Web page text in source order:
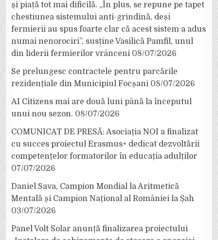
și piață tot mai dificilă. „În plus, se repune pe tapet
chestiunea sistemului anti-grindină, deși
fermierii au spus foarte clar că acest sistem a adus
numai nenorociri”, susține Vasilică Pamfil, unul
din liderii fermierilor vrânceni 08/07/2026
Se prelungesc contractele pentru parcările
rezidențiale din Municipiul Focșani 08/07/2026
AI Citizens mai are două luni până la începutul
unui nou sezon. 08/07/2026
COMUNICAT DE PRESĂ: Asociația NOI a finalizat
cu succes proiectul Erasmus+ dedicat dezvoltării
competențelor formatorilor în educația adulților
07/07/2026
Daniel Sava, Campion Mondial la Aritmetică
Mentală și Campion Național al României la Șah
03/07/2026
Panel Volt Solar anunță finalizarea proiectului